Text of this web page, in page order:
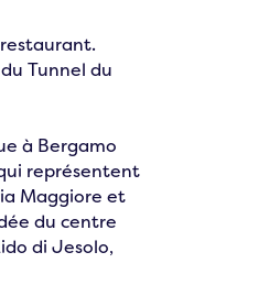
Tunnel du
à Bergamo
représentent
Maggiore et
du centre
di Jesolo,